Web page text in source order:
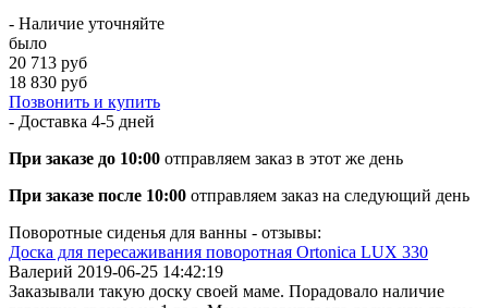
- Наличие уточняйте
было
20 713 руб
18 830 руб
Позвонить и купить
- Доставка 4-5 дней
При заказе до 10:00 отправляем заказ в этот же день
При заказе после 10:00 отправляем заказ на следующий день
Поворотные сиденья для ванны - отзывы:
Доска для пересаживания поворотная Ortonica LUX 330
Валерий 2019-06-25 14:42:19
Заказывали такую доску своей маме. Порадовало наличие